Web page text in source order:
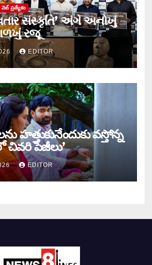
వెబ్ ప్రత్యేకం
સંસ્કૃતિ’ અંગે અનોખું
રજૂ
EDITOR
హత్తుకునేందుకు వస్తోన్న
చివరి పేజీలు’
EDITOR